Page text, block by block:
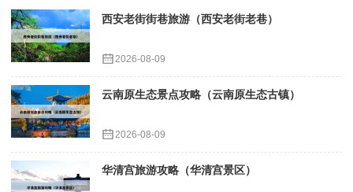
西安老街街巷旅游（西安老街老巷）
2026-08-09
云南原生态景点攻略（云南原生态古镇）
2026-08-09
华清宫旅游攻略（华清宫景区）